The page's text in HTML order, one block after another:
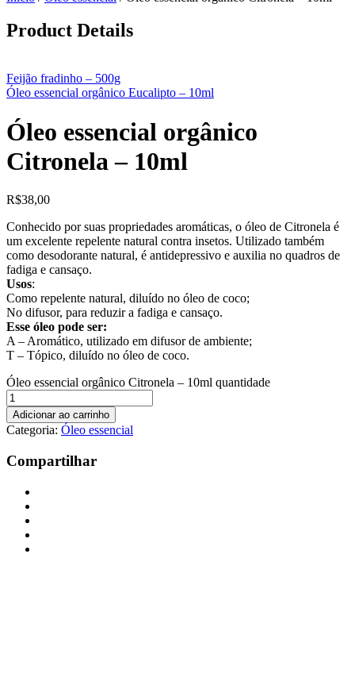
Product Details
Feijão fradinho – 500g
Óleo essencial orgânico Eucalipto – 10ml
Óleo essencial orgânico
Citronela – 10ml
R$38,00
Conhecido por suas propriedades aromáticas, o óleo de Citronela é
um excelente repelente natural contra insetos. Utilizado também
como desodorante natural, é antidepressivo e auxilia no quadros de
fadiga e cansaço.
Usos:
Como repelente natural, diluído no óleo de coco;
No difusor, para reduzir a fadiga e cansaço.
Esse óleo pode ser:
A – Aromático, utilizado em difusor de ambiente;
T – Tópico, diluído no óleo de coco.
Óleo essencial orgânico Citronela – 10ml quantidade
Adicionar ao carrinho
Categoria: Óleo essencial
Compartilhar